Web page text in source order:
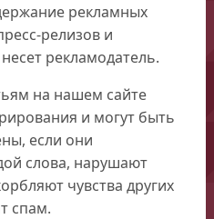
рекламных
релизов и
рекламодатель.
на нашем сайте
и могут быть
если они
слова, нарушают
чувства других
спам.